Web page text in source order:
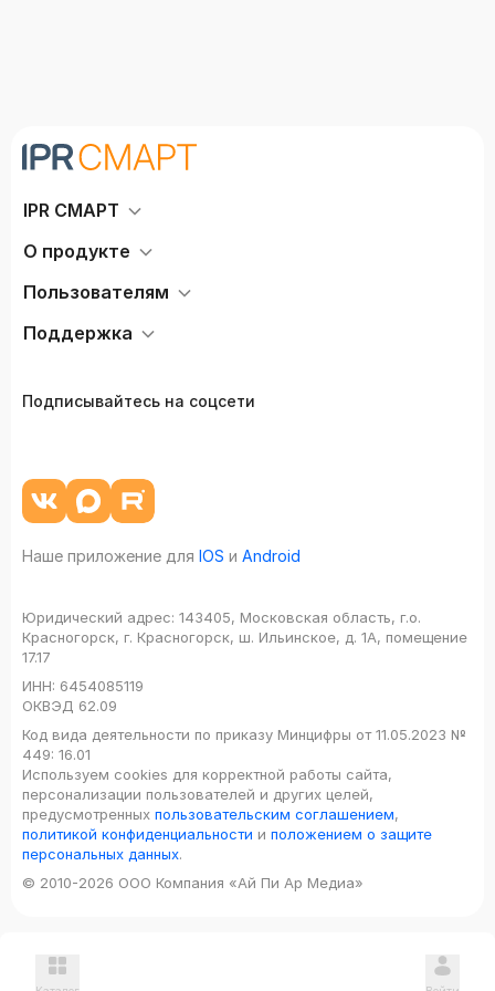
IPR СМАРТ
О продукте
Пользователям
Поддержка
Подписывайтесь на соцсети
Наше приложение для IOS и Android
Юридический адрес: 143405, Московская область, г.о.
Красногорск, г. Красногорск, ш. Ильинское, д. 1А, помещение
17.17
ИНН: 6454085119
ОКВЭД 62.09
Код вида деятельности по приказу Минцифры от 11.05.2023 №
449: 16.01
Используем cookies для корректной работы сайта,
персонализации пользователей и других целей,
предусмотренных пользовательским соглашением,
политикой конфиденциальности и положением о защите
персональных данных.
© 2010-2026 ООО Компания «Ай Пи Ар Медиа»